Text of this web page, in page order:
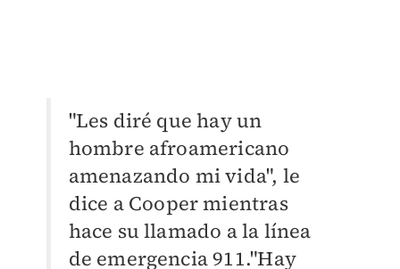
"Les diré que hay un
hombre afroamericano
amenazando mi vida", le
dice a Cooper mientras
hace su llamado a la línea
de emergencia 911."Hay